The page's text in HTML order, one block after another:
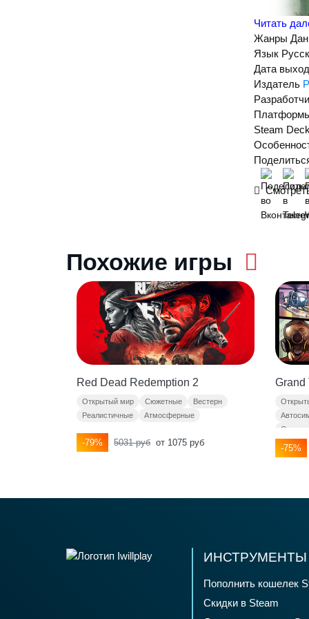
графики.
Очень
Тип
Читать
Жанры
Язык
Дата
Издатель
Steam Deck
Похожие игры
Red Dead Redemption 2
Открытый мир Сюжетные
Вестерн
Реалистичные
Атмосферные
-79% 5031 руб от 1075 руб
Grand
От
-75%
ИНСТРУМЕНТЫ
Пополнить кошелек
Скидки в Steam